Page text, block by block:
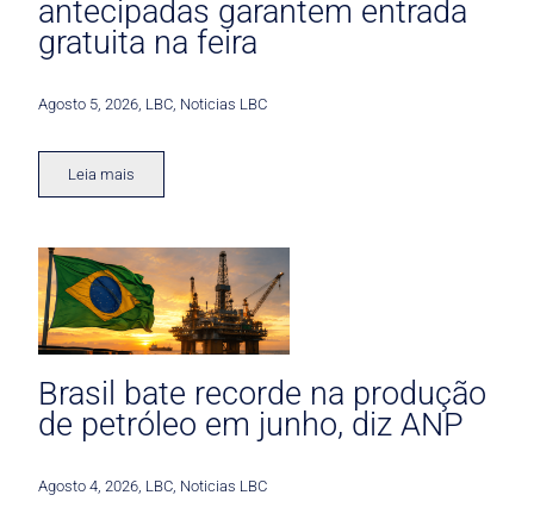
antecipadas garantem entrada
gratuita na feira
Agosto 5, 2026 LBC Noticias LBC
Leia mais
Brasil bate recorde na produção
de petróleo em junho, diz ANP
Agosto 4, 2026 LBC Noticias LBC